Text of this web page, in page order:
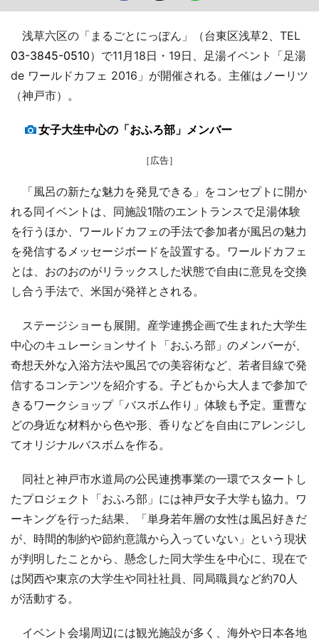
浅草六区の「まるごとにっぽん」（台東区浅草2、TEL
03-3845-0510）で11月18日・19日、足湯イベント「足湯
de ワールドカフェ 2016」が開催される。主催はノーリツ
（神戸市）。
女子大生中心の「おふろ部」メンバー
［広告］
「風呂の新たな魅力を発見できる」をコンセプトに開か
れる同イベントは、同施設1階のエントランスで足湯体験
を行うほか、ワールドカフェの手法で参加者が風呂の魅力
を発信するメッセージボードを設置する。ワールドカフェ
とは、おのおのがリラックスした状態で自由に意見を交換
し合う手法で、米国が発祥とされる。
ステージショーも展開。産学連携企画で生まれた大学生
中心のキュレーションサイト「おふろ部」のメンバーが、
奇想天外な入浴方法や風呂での美容術など、若者目線で発
信するコンテンツを紹介する。子どもから大人まで参加で
きるワークショップ「バスボム作り」体験も予定。重曹な
どの身近な材料から色や形、香りなどを自由にアレンジし
てオリジナルバスボムを作る。
同社と神戸市水道局の公民連携事業の一環でスタートし
たプロジェクト「おふろ部」には神戸女子大学も協力。ワ
ーキングを行った結果、「単身若年層の女性は風呂好きだ
が、時間的制約や節約意識から入っていない」という現状
が判明したことから、懸念した同大学生を中心に、現在で
は関西や東京の大学生や同社社員、同局職員など約70人
が活動する。
イベント会場周辺には観光施設が多く、海外や日本各地